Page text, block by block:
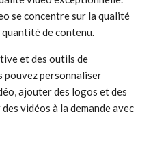
se concentre sur la qualité
de contenu.
et des outils de
pouvez personnaliser
ajouter des logos et des
vidéos à la demande avec